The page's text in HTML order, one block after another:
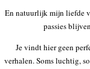
En natuurlijk mijn liefde
passies
Je vindt hier geen
verhalen. Soms luchtig,